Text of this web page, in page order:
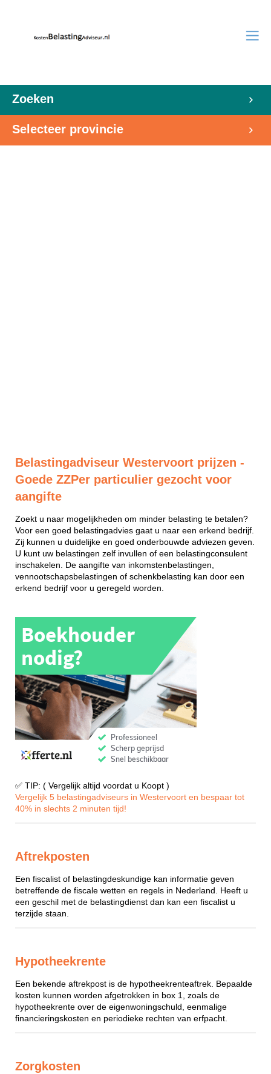
Zoeken
Selecteer provincie
Belastingadviseur Westervoort prijzen -
Goede ZZPer particulier gezocht voor
aangifte
Zoekt u naar mogelijkheden om minder belasting te betalen?
Voor een goed belastingadvies gaat u naar een erkend bedrijf.
Zij kunnen u duidelijke en goed onderbouwde adviezen geven.
U kunt uw belastingen zelf invullen of een belastingconsulent
inschakelen. De aangifte van inkomstenbelastingen,
vennootschapsbelastingen of schenkbelasting kan door een
erkend bedrijf voor u geregeld worden.
✅ TIP: ( Vergelijk altijd voordat u Koopt )
Vergelijk 5 belastingadviseurs in Westervoort en bespaar tot
40% in slechts 2 minuten tijd!
Aftrekposten
Een fiscalist of belastingdeskundige kan informatie geven
betreffende de fiscale wetten en regels in Nederland. Heeft u
een geschil met de belastingdienst dan kan een fiscalist u
terzijde staan.
Hypotheekrente
Een bekende aftrekpost is de hypotheekrenteaftrek. Bepaalde
kosten kunnen worden afgetrokken in box 1, zoals de
hypotheekrente over de eigenwoningschuld, eenmalige
financieringskosten en periodieke rechten van erfpacht.
Zorgkosten